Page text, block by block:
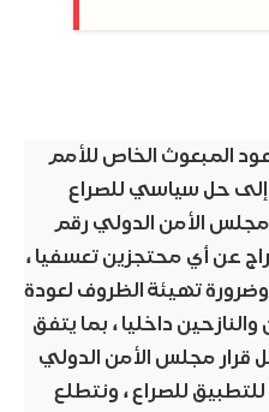
المبعوث الخاص للأمم
إلى حل سياسي للصراع
الأمن الدولي رقم
عن أي محتجزين تعسفيا ،
وضرورة تهيئة الظروف لعودة
داخليا ، بما يتفق
قرار مجلس الأمن الدولي
للتطبيق للصراع ، ونتطلع